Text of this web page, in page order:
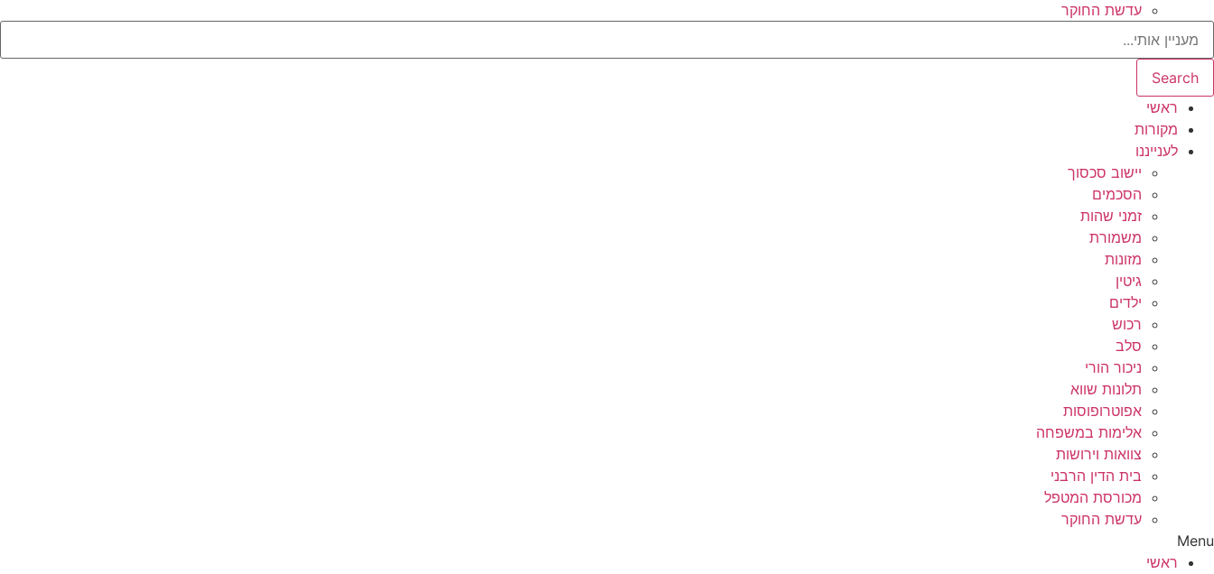
עדשת החוקר
Search
ראשי
מקורות
לענייננו
יישוב סכסוך
הסכמים
זמני שהות
משמורת
מזונות
גיטין
ילדים
רכוש
סלב
ניכור הורי
תלונות שווא
אפוטרופוסות
אלימות במשפחה
צוואות וירושות
בית הדין הרבני
מכורסת המטפל
עדשת החוקר
Menu
ראשי